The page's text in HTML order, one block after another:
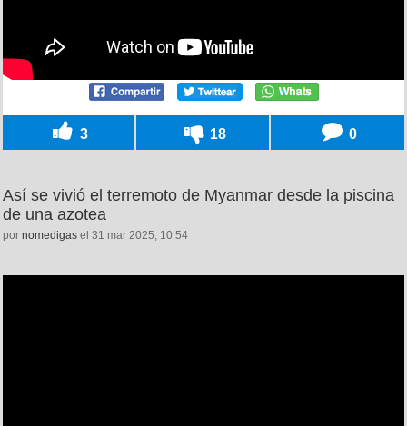
3 18 0
Así se vivió el terremoto de Myanmar desde la piscina
de una azotea
por nomedigas el 31 mar 2025, 10:54